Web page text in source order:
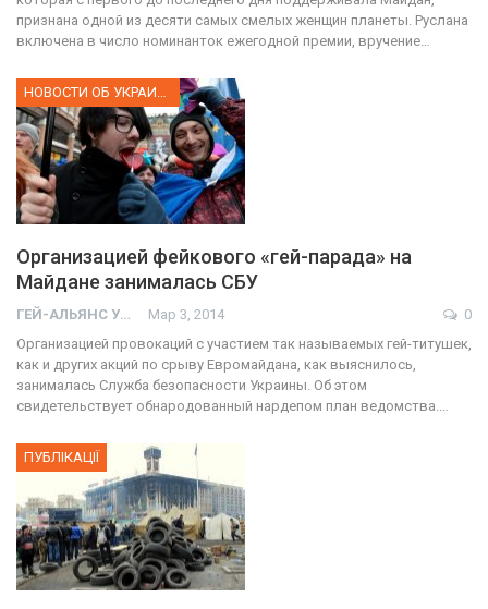
признана одной из десяти самых смелых женщин планеты. Руслана
включена в число номинанток ежегодной премии, вручение…
Организацией фейкового «гей-парада» на
Майдане занималась СБУ
ГЕЙ-АЛЬЯНС УКРАИНА Мар 3, 2014
0
Организацией провокаций с участием так называемых гей-титушек,
как и других акций по срыву Евромайдана, как выяснилось,
занималась Служба безопасности Украины. Об этом
свидетельствует обнародованный нардепом план ведомства.…
ПУБЛІКАЦІЇ